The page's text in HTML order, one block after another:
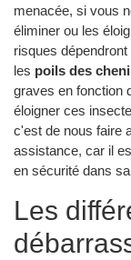
menacée, si vous
éliminer ou les
risques
les poils des
graves en fonction
éloigner ces
c'est de nous faire
assistance, car il
en sécurité dans
Les